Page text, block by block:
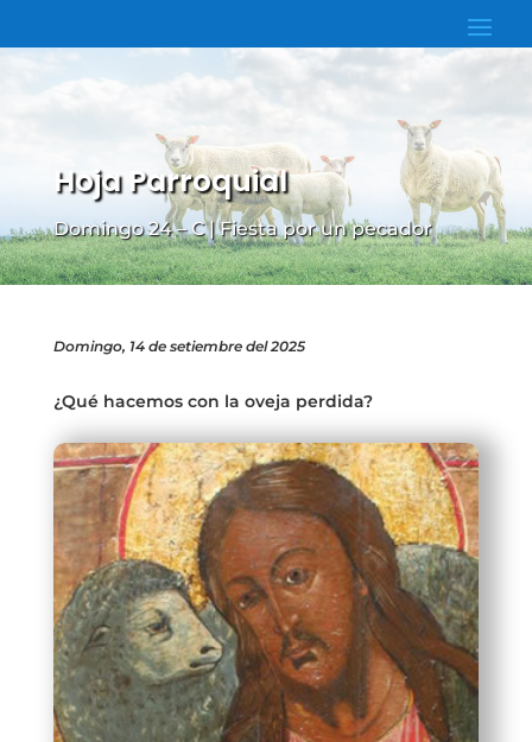
Hoja Parroquial
Domingo 24 – C | Fiesta por un pecador
Domingo, 14 de setiembre del 2025
¿Qué hacemos con la oveja perdida?